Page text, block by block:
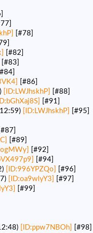
[#78]
[#82]
[#83]
[#84]
[#86]
[ID:LWJhskhP] [#88]
[#91]
[ID:LWJhskhP] [#95]
[#87]
[#89]
[#92]
[#94]
[ID:996YPZQo] [#96]
[ID:oa9wlyY3] [#97]
[#99]
[ID:ppw7NBOh] [#98]